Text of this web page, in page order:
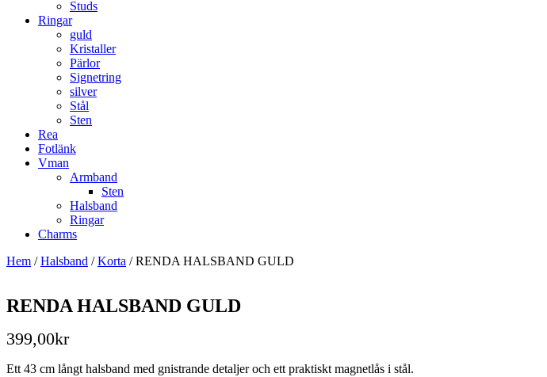
Studs
Ringar
guld
Kristaller
Pärlor
Signetring
silver
Stål
Sten
Rea
Fotlänk
Vman
Armband
Sten
Halsband
Ringar
Charms
Hem /Halsband /Korta / RENDA HALSBAND GULD
RENDA HALSBAND GULD
399,00kr
Ett 43 cm långt halsband med gnistrande detaljer och ett praktiskt magnetlås i stål.